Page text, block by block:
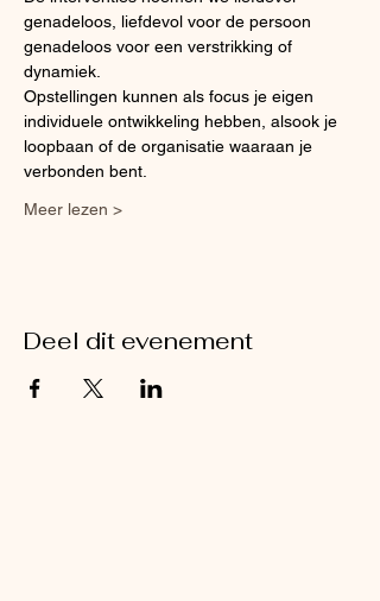
genadeloos, liefdevol voor de persoon
genadeloos voor een verstrikking of
dynamiek.
Opstellingen kunnen als focus je eigen
individuele ontwikkeling hebben, alsook je
loopbaan of de organisatie waaraan je
verbonden bent.
Meer lezen >
Deel dit evenement